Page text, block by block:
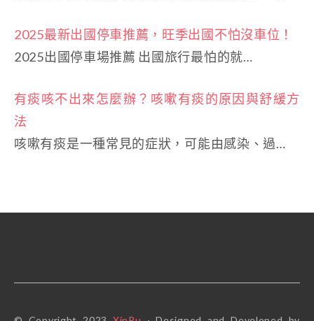
2025最新出國停車推薦，旺季出國不怕沒車位！
2025出國停車場推薦 出國旅行最怕的就…
有痰咳不出來怎麼辦？咳嗽有痰的原因與舒緩方
法
咳嗽有痰是一種常見的症狀，可能由感染、過…